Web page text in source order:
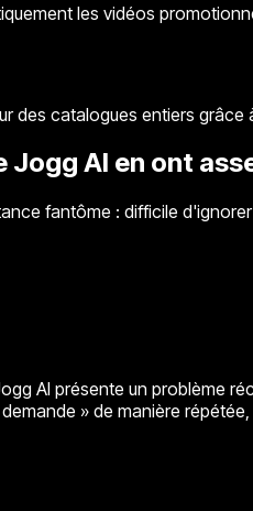
les vidéos
des catalogues entiers grâce
Jogg AI en ont
fantôme : difficile
AI présente un problème
» de manière